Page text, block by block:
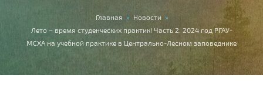
Вы здесь Главная » Новости »
Лето – время студенческих практик! Часть 2. 2024 год РГАУ-
МСХА на учебной практике в Центрально-Лесном заповеднике